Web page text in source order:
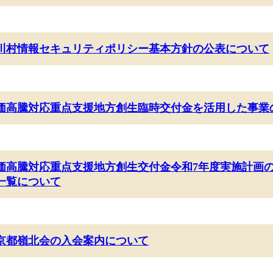
村情報セキュリティポリシー基本方針の公表について
高騰対応重点支援地方創生臨時交付金を活用した事
高騰対応重点支援地方創生交付金令和7年度実施計画
覧について
都嶺北会の入会案内について